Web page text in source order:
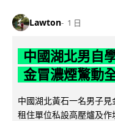
Lawton 1 日
中國湖北男自
金冒濃煙驚動
中國湖北黃石一名男子
租住單位私設高壓爐及